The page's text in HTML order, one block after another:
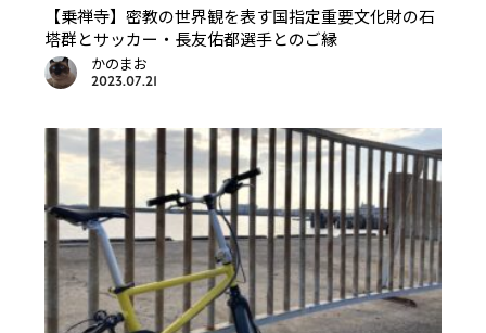
【乗禅寺】密教の世界観を表す国指定重要文化財の石
塔群とサッカー・長友佑都選手とのご縁
かのまお
2023.07.21